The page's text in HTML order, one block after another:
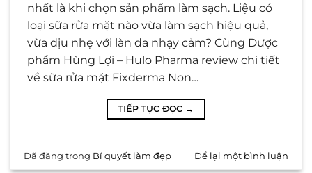
nhất là khi chọn sản phẩm làm sạch. Liệu có
loại sữa rửa mặt nào vừa làm sạch hiệu quả,
vừa dịu nhẹ với làn da nhạy cảm? Cùng Dược
phẩm Hùng Lợi – Hulo Pharma review chi tiết
về sữa rửa mặt Fixderma Non…
TIẾP TỤC ĐỌC →
Đã đăng trong Bí quyết làm đẹp Để lại một bình luận